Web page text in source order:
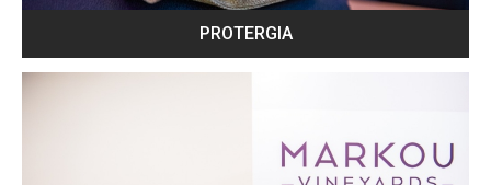
PROTERGIA